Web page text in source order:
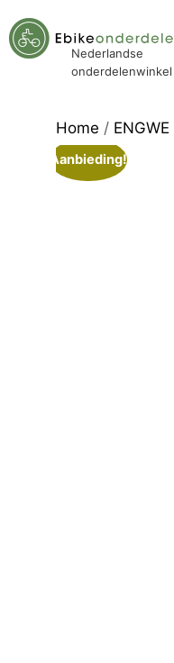
Nederlandse
onderdelenwinkel
Home / ENGWE
Aanbieding!